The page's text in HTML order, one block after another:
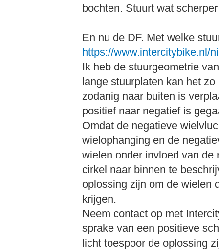
bochten. Stuurt wat
En nu de DF. Met welke
https://www.intercitybike.nl/
Ik heb de stuurgeometrie
lange stuurplaten kan het
zodanig naar buiten is
positief naar negatief is
Omdat de negatieve
wielophanging en de
wielen onder invloed van
cirkel naar binnen te
oplossing zijn om de wielen
krijgen.
Neem contact op met
sprake van een positieve
licht toespoor de oplossing